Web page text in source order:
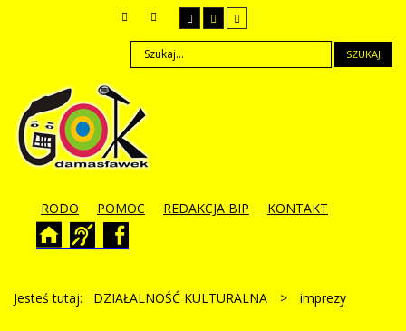
SZUKAJ
RODO POMOC REDAKCJA BIP KONTAKT
Jesteś tutaj: DZIAŁALNOŚĆ KULTURALNA > imprezy